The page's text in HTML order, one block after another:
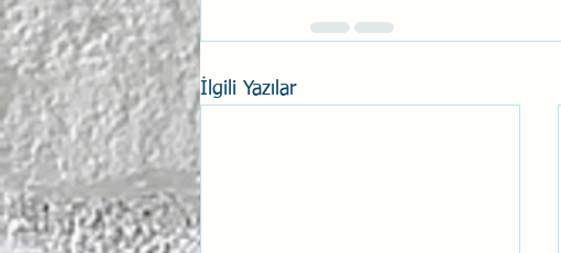
İlgili Yazılar